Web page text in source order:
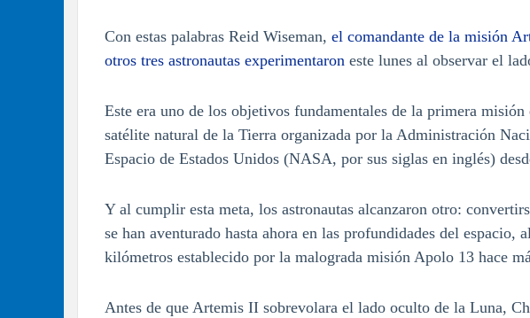
Con estas palabras Reid Wiseman, el comandante de la misión
otros tres astronautas experimentaron este lunes al observar el
Este era uno de los objetivos fundamentales de la primera
satélite natural de la Tierra organizada por la Administración
Espacio de Estados Unidos (NASA, por sus siglas en inglés)
Y al cumplir esta meta, los astronautas alcanzaron otro:
se han aventurado hasta ahora en las profundidades del espacio,
kilómetros establecido por la malograda misión Apolo 13 hace
Antes de que Artemis II sobrevolara el lado oculto de la Luna,